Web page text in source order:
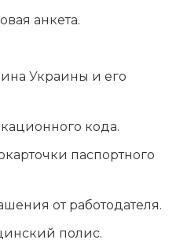
анкета.
Украины и его
кода.
паспортного
от работодателя.
полис.